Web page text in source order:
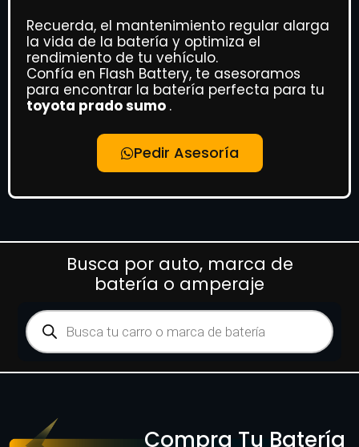
Recuerda, el mantenimiento regular alarga
la vida de la batería y optimiza el
rendimiento de tu vehículo.
Confía en Flash Battery, te asesoramos
para encontrar la batería perfecta para tu
toyota prado sumo .
Pedir Asesoría
Busca por auto, marca de
batería o amperaje
Compra Tu Batería